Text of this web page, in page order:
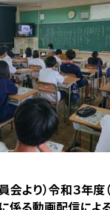
会より）令和３年度